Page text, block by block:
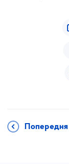
Попередня